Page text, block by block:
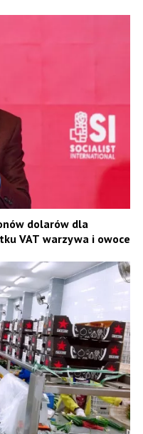
dolarów dla
VAT warzywa i owoce